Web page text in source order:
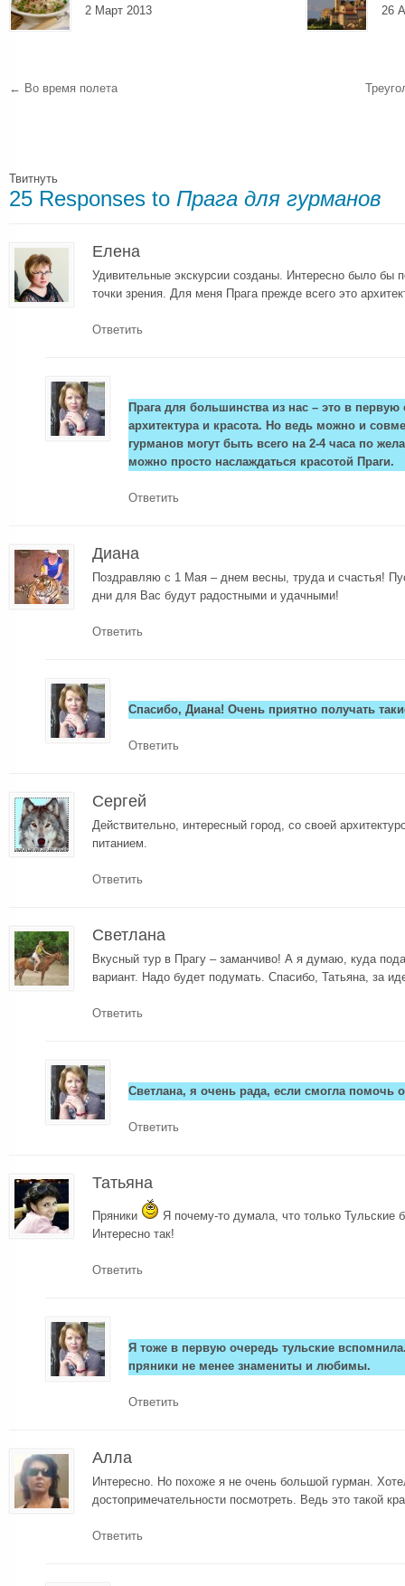
2 Март 2013 26
← Во время полета
Твитнуть
25 Responses to Прага для гурманов
Елена
Удивительные экскурсии созданы. Интересно было бы
точки зрения. Для меня Прага прежде всего это
Ответить
Прага для большинства из нас – это в первую
архитектура и красота. Но ведь можно и
гурманов могут быть всего на 2-4 часа по
можно просто наслаждаться красотой Праги.
Ответить
Диана
Поздравляю с 1 Мая – днем весны, труда и счастья!
дни для Вас будут радостными и удачными!
Ответить
Спасибо, Диана! Очень приятно получать
Ответить
Сергей
Действительно, интересный город, со своей
питанием.
Ответить
Светлана
Вкусный тур в Прагу – заманчиво! А я думаю, куда
вариант. Надо будет подумать. Спасибо, Татьяна, за
Ответить
Светлана, я очень рада, если смогла помочь
Ответить
Татьяна
Пряники
Я почему-то думала, что только Тульские
Интересно так!
Ответить
Я тоже в первую очередь тульские
пряники не менее знамениты и любимы.
Ответить
Алла
Интересно. Но похоже я не очень большой гурман.
достопримечательности посмотреть. Ведь это такой
Ответить